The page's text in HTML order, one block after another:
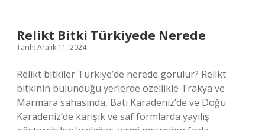
Relikt Bitki Türkiyede Nerede
Tarih: Aralık 11, 2024
Relikt bitkiler Türkiye’de nerede görülür? Relikt
bitkinin bulunduğu yerlerde özellikle Trakya ve
Marmara sahasında, Batı Karadeniz’de ve Doğu
Karadeniz’de karışık ve saf formlarda yayılış